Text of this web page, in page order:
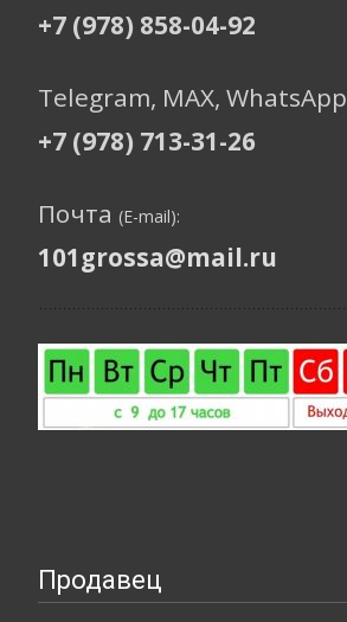
+7 (978) 858-04-92
Telegram, МАХ, WhatsApp
+7 (978) 713-31-26
Почта (E-mail):
101grossa@mail.ru
Продавец